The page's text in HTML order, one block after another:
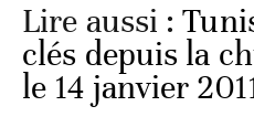
Lire aussi :
clés depuis la
le 14 janvier